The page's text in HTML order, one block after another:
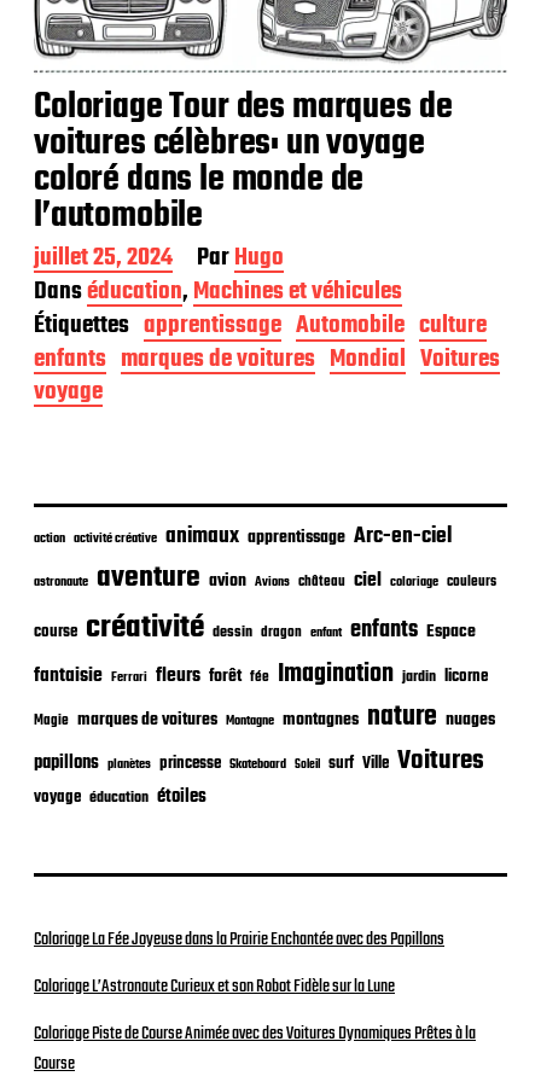
Coloriage Tour des marques de
voitures célèbres: un voyage
coloré dans le monde de
l’automobile
D
a
t
e
d
e
p
i
a
t
i
o
n
juillet 25, 2024 ParHugo
Danséducation,Machines et véhicules
Étiquettes apprentissage Automobile culture
enfants marques de voitures Mondial Voitures
voyage
action activité créative animaux apprentissage Arc-en-ciel
astronaute aventure avion Avions château ciel coloriage couleurs
course créativité dessin dragon enfant enfants Espace
fantaisie Ferrari fleurs forêt fée Imagination jardin licorne
Magie marques de voitures Montagne montagnes nature nuages
papillons planètes princesse Skateboard Soleil surf Ville Voitures
voyage éducation étoiles
Coloriage La Fée Joyeuse dans la Prairie Enchantée avec des Papillons
Coloriage L’Astronaute Curieux et son Robot Fidèle sur la Lune
Coloriage Piste de Course Animée avec des Voitures Dynamiques Prêtes à la
Course